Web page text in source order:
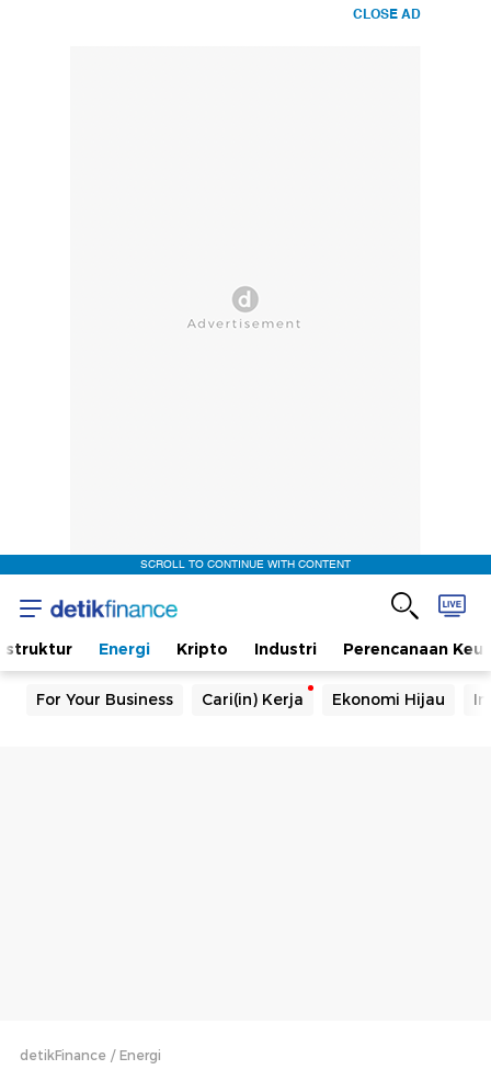
CLOSE AD
SCROLL TO CONTINUE WITH CONTENT
Energi Kripto Industri Perencanaan
For Your Business Cari(in) Kerja Ekonomi Hijau
detikFinance Energi